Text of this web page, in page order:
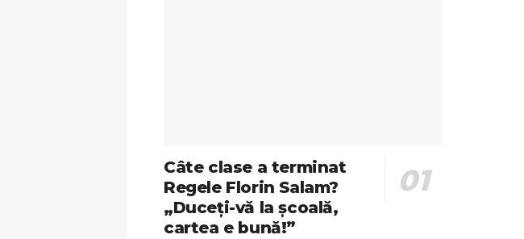
Câte clase a terminat
Regele Florin Salam?
„Duceți-vă la școală,
cartea e bună!”